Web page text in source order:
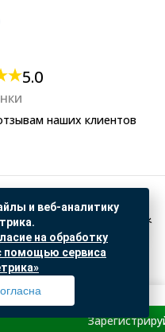
5.0
наших клиентов
данных
Яндекс Метрика
Предложение не является публичной
ознакомительные
вSO.USE
и веб-аналитику
на обработку
помощью сервиса
Избранное Корзина
Зарегистрируйся и